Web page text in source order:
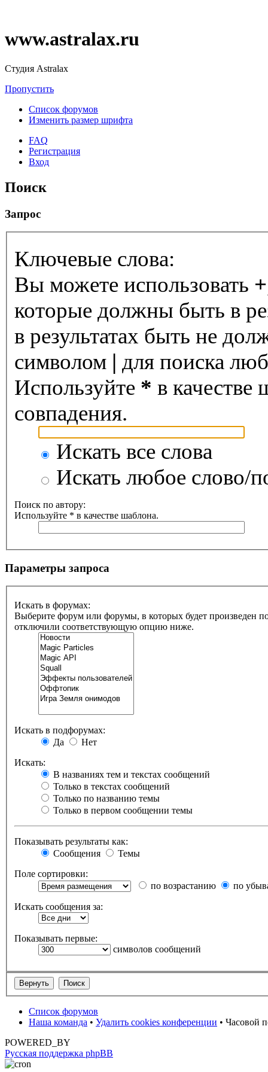
www.astralax.ru
Студия Astralax
Пропустить
Список форумов
Изменить размер шрифта
FAQ
Регистрация
Вход
Поиск
Запрос
Ключевые слова:
Вы можете использовать +
которые должны быть в
в результатах быть не
символом | для поиска
Используйте * в качестве
совпадения.
Искать все слова
Искать любое слово/
Поиск по автору:
Используйте * в качестве шаблона.
Параметры запроса
Искать в форумах:
Выберите форум или форумы, в которых будет произведен
отключили соответствующую опцию ниже.
Искать в подфорумах:
Да
Нет
Искать:
В названиях тем и текстах сообщений
Только в текстах сообщений
Только по названию темы
Только в первом сообщении темы
Показывать результаты как:
Сообщения
Темы
Поле сортировки:
по возрастанию
по
Искать сообщения за:
Показывать первые:
символов сообщений
Список форумов
Наша команда • Удалить cookies конференции • Часовой
POWERED_BY
Русская поддержка phpBB